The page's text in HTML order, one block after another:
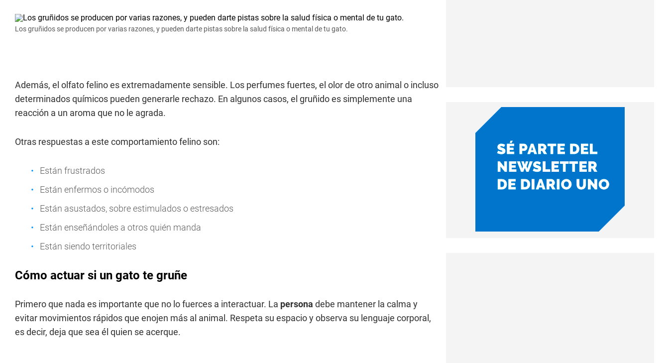
Los gruñidos se producen por varias razones, y pueden darte pistas sobre la salud física o mental de tu gato.
Además, el olfato felino es extremadamente sensible. Los perfumes fuertes, el olor de otro animal o incluso
determinados químicos pueden generarle rechazo. En algunos casos, el gruñido es simplemente una
reacción a un aroma que no le agrada.
Otras respuestas a este comportamiento felino son:
Están frustrados
Están enfermos o incómodos
Están asustados, sobre estimulados o estresados
Están enseñándoles a otros quién manda
Están siendo territoriales
Cómo actuar si un gato te gruñe
Primero que nada es importante que no lo fuerces a interactuar. La persona debe mantener la calma y
evitar movimientos rápidos que enojen más al animal. Respeta su espacio y observa su lenguaje corporal,
es decir, deja que sea él quien se acerque.